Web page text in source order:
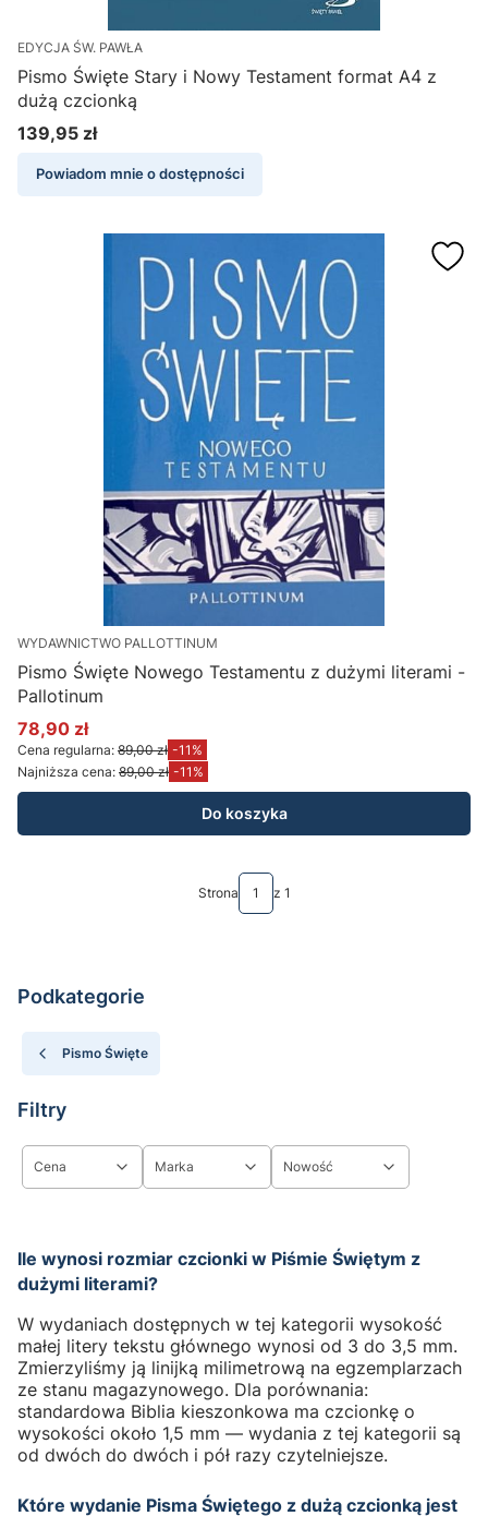
EDYCJA ŚW. PAWŁA
Pismo Święte Stary i Nowy Testament format A4 z
dużą czcionką
Cena
139,95 zł
Powiadom mnie o dostępności
WYDAWNICTWO PALLOTTINUM
Pismo Święte Nowego Testamentu z dużymi literami -
Pallotinum
Cena promocyjna
78,90 zł
Cena regularna: 89,00 zł -11%
Najniższa cena: 89,00 zł -11%
Do koszyka
Strona z 1
Podkategorie
Pismo Święte
Filtry
Cena Marka Nowość
Ile wynosi rozmiar czcionki w Piśmie Świętym z
dużymi literami?
W wydaniach dostępnych w tej kategorii wysokość
małej litery tekstu głównego wynosi od 3 do 3,5 mm.
Zmierzyliśmy ją linijką milimetrową na egzemplarzach
ze stanu magazynowego. Dla porównania:
standardowa Biblia kieszonkowa ma czcionkę o
wysokości około 1,5 mm — wydania z tej kategorii są
od dwóch do dwóch i pół razy czytelniejsze.
Które wydanie Pisma Świętego z dużą czcionką jest